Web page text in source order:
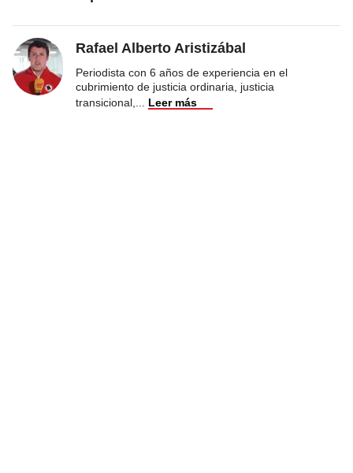
Rafael Alberto Aristizábal
Periodista con 6 años de experiencia en el
cubrimiento de justicia ordinaria, justicia
transicional,
Leer más